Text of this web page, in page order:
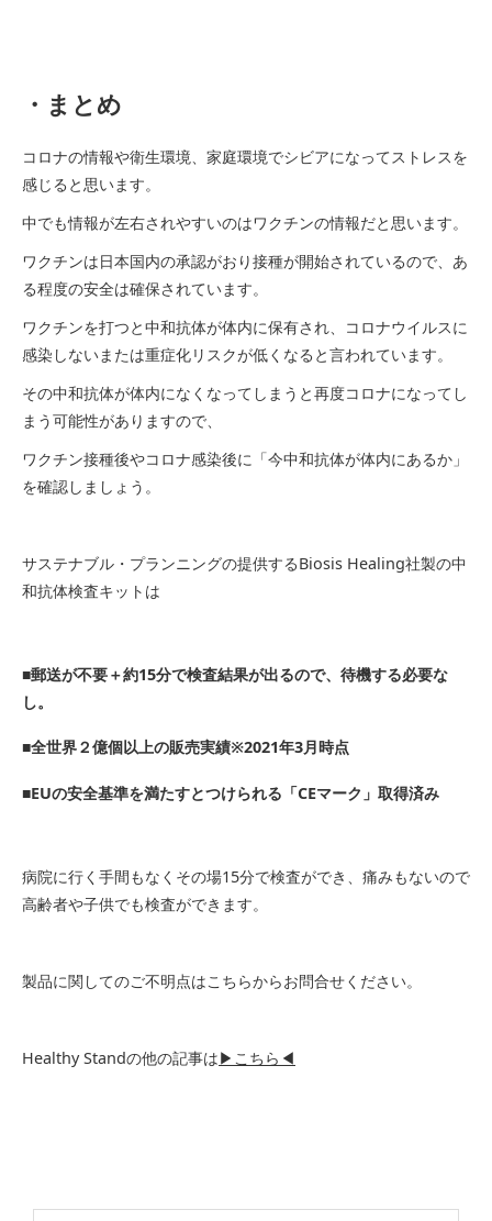
・まとめ
コロナの情報や衛生環境、家庭環境でシビアになってストレスを
感じると思います。
中でも情報が左右されやすいのはワクチンの情報だと思います。
ワクチンは日本国内の承認がおり接種が開始されているので、あ
る程度の安全は確保されています。
ワクチンを打つと中和抗体が体内に保有され、コロナウイルスに
感染しないまたは重症化リスクが低くなると言われています。
その中和抗体が体内になくなってしまうと再度コロナになってし
まう可能性がありますので、
ワクチン接種後やコロナ感染後に「今中和抗体が体内にあるか」
を確認しましょう。
サステナブル・プランニングの提供するBiosis Healing社製の中
和抗体検査キットは
■郵送が不要＋約15分で検査結果が出るので、待機する必要な
し。
■全世界２億個以上の販売実績※2021年3月時点
■EUの安全基準を満たすとつけられる「CEマーク」取得済み
病院に行く手間もなくその場15分で検査ができ、痛みもないので
高齢者や子供でも検査ができます。
製品に関してのご不明点はこちらからお問合せください。
Healthy Standの他の記事は▶こちら◀